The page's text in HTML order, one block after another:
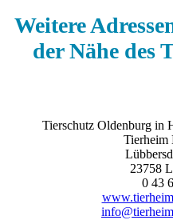
Weitere
der Nähe des
Tierschutz Oldenburg in
Tierheim
23758
0 43